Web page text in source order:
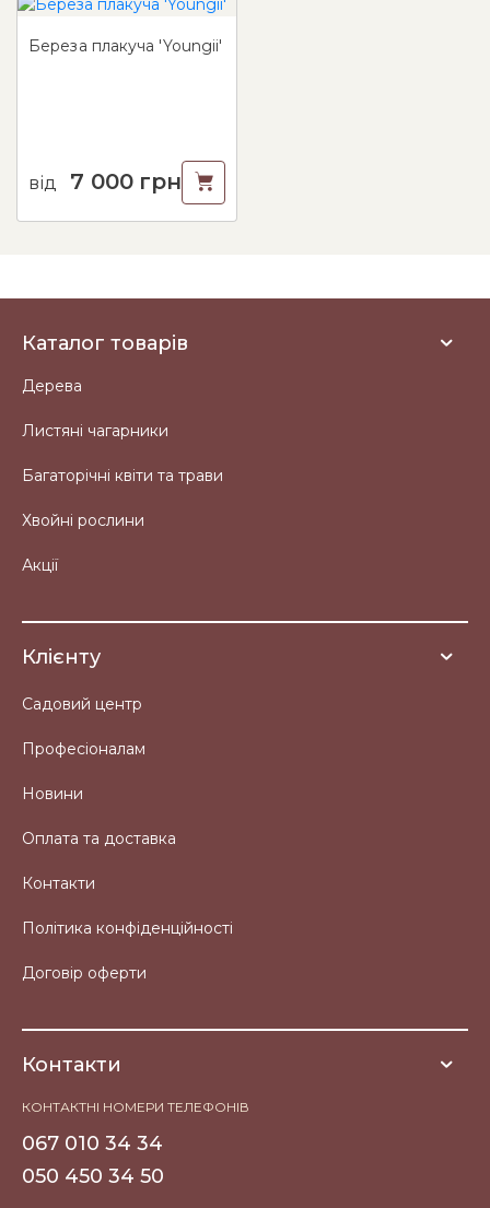
Береза плакуча 'Youngii'
від 7 000 грн
Каталог товарів
Дерева
Листяні чагарники
Багаторічні квіти та трави
Хвойні рослини
Акції
Клієнту
Садовий центр
Професіоналам
Новини
Оплата та доставка
Контакти
Політика конфіденційності
Договір оферти
Контакти
КОНТАКТНІ НОМЕРИ ТЕЛЕФОНІВ
067 010 34 34
050 450 34 50